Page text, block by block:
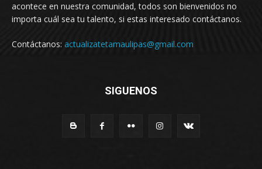
acontece en nuestra comunidad, todos son bienvenidos no
importa cuál sea tu talento, si estas interesado contáctanos.
Contáctanos: actualizatetamaulipas@gmail.com
SIGUENOS